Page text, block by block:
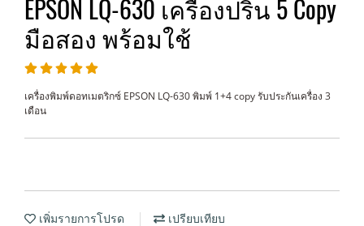
EPSON LQ-630 เครื่องปริ้น 5 Copy
มือสอง พร้อมใช้
เครื่องพิมพ์ดอทเมตริกซ์ EPSON LQ-630 พิมพ์ 1+4 copy รับประกันเครื่อง 3
เดือน
เพิ่มรายการโปรด เปรียบเทียบ